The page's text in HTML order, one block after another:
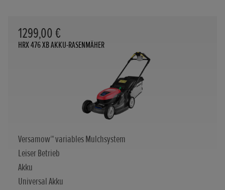
1299,00 €
HRX 476 XB AKKU-RASENMÄHER
Versamow™ variables Mulchsystem
Leiser Betrieb
Akku
Universal Akku